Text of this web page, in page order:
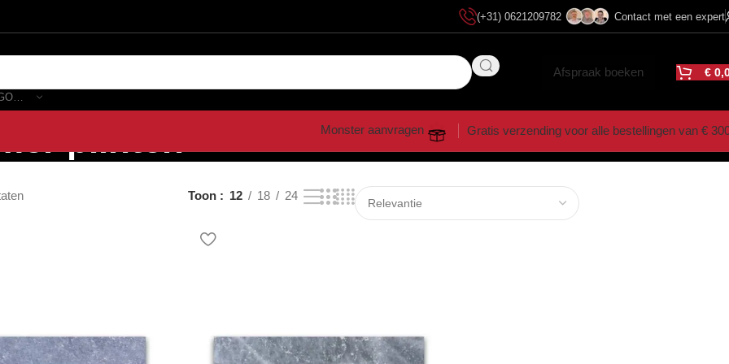
(+31) 0621209782 Contact met een expert
Afspraak boeken €
Monster aanvragen Gratis verzending voor alle bestellingen van €
plinten”
Toon 12 18 24